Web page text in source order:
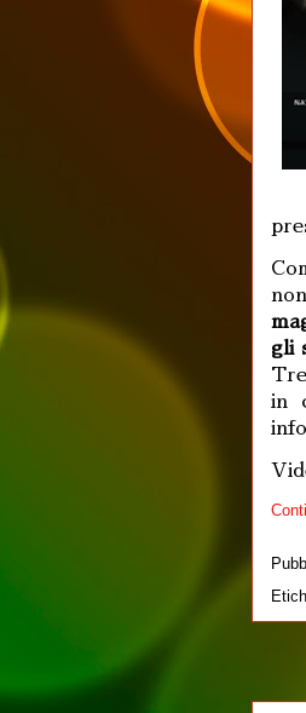
gli
in